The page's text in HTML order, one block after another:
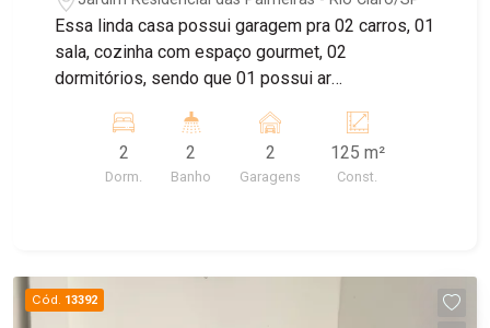
Essa linda casa possui garagem pra 02 carros, 01
sala, cozinha com espaço gourmet, 02
dormitórios, sendo que 01 possui ar
2
Dorm.
2
Banho
2
Garagens
125 m²
Const.
Cód. 13392